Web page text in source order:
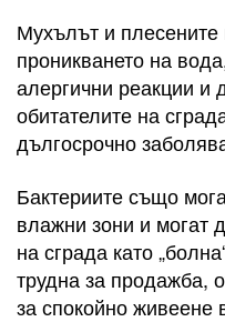
Мухълът и плесените
проникването на
алергични реакции и
обитателите на
дългосрочно
Бактериите също
влажни зони и могат
на сграда като
трудна за продажба,
за спокойно живеене